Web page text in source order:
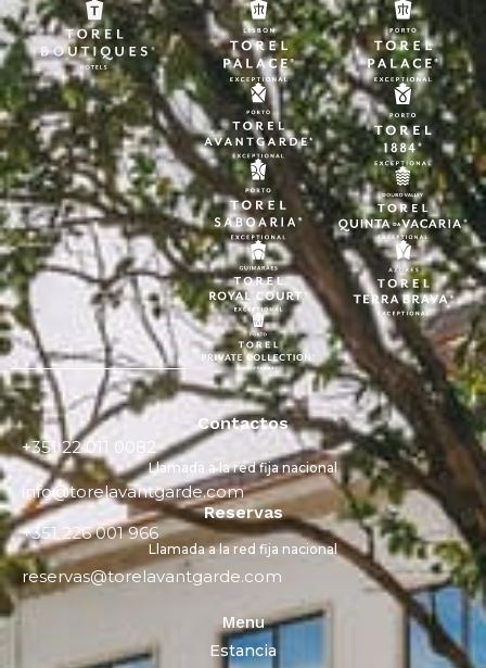
Contactos
+351 22 011 0082
Llamada a la red fija nacional
info@torelavantgarde.com
Reservas
+351 226 001 966
Llamada a la red fija nacional
reservas@torelavantgarde.com
Menu
Estancia